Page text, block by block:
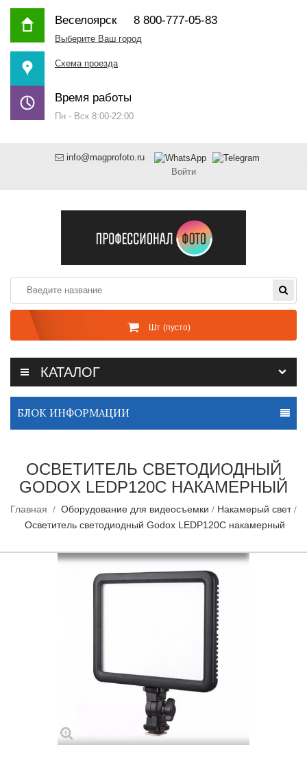
Веселоярск8 800-777-05-83
Выберите Ваш город
Схема проезда
Время работы
Пн - Вск 8:00-22:00
info@magprofoto.ru
Войти
Шт (пусто)
КАТАЛОГ
БЛОК ИНФОРМАЦИИ
ОСВЕТИТЕЛЬ СВЕТОДИОДНЫЙ
GODOX LEDP120C НАКАМЕРНЫЙ
Главная Оборудование для видеосъемки
Накамерый свет
Осветитель светодиодный Godox LEDP120C накамерный